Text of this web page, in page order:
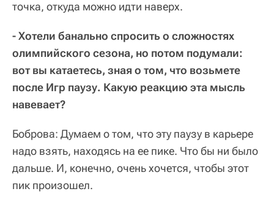
точка, откуда можно идти наверх.
- Хотели банально спросить о сложностях
олимпийского сезона, но потом подумали:
вот вы катаетесь, зная о том, что возьмете
после Игр паузу. Какую реакцию эта мысль
навевает?
Боброва: Думаем о том, что эту паузу в карьере
надо взять, находясь на ее пике. Что бы ни было
дальше. И, конечно, очень хочется, чтобы этот
пик произошел.